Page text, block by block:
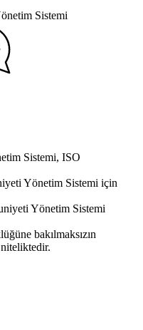
Sistemi, ISO
Yönetim Sistemi için
Yönetim Sistemi
bakılmaksızın